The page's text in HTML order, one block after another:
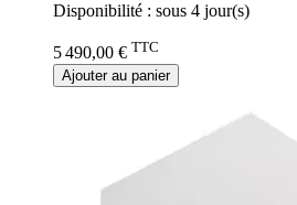
Disponibilité : sous 4 jour(s)
5 490,00 € TTC
Ajouter au panier